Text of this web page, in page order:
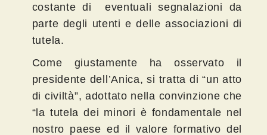
costante di eventuali segnalazioni da
parte degli utenti e delle associazioni di
tutela.
Come giustamente ha osservato il
presidente dell’Anica, si tratta di “un atto
di civiltà”, adottato nella convinzione che
“la tutela dei minori è fondamentale nel
nostro paese ed il valore formativo del